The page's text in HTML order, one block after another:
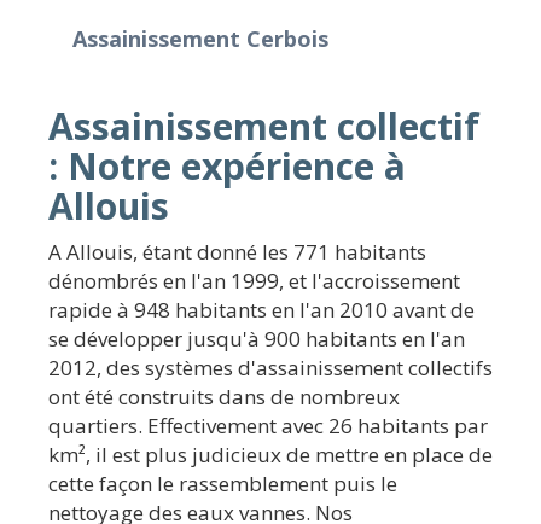
Assainissement Cerbois
Assainissement collectif
: Notre expérience à
Allouis
A Allouis, étant donné les 771 habitants
dénombrés en l'an 1999, et l'accroissement
rapide à 948 habitants en l'an 2010 avant de
se développer jusqu'à 900 habitants en l'an
2012, des systèmes d'assainissement collectifs
ont été construits dans de nombreux
quartiers. Effectivement avec 26 habitants par
km², il est plus judicieux de mettre en place de
cette façon le rassemblement puis le
nettoyage des eaux vannes. Nos